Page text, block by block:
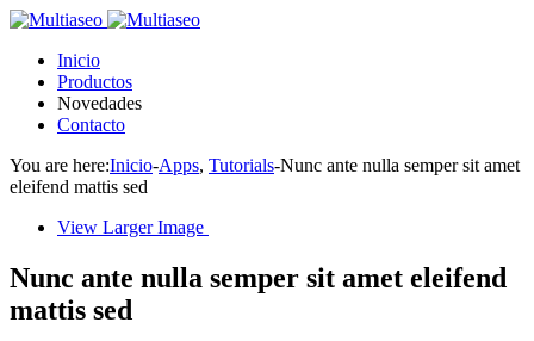
Inicio
Productos
Novedades
Contacto
You are here:Inicio-Apps, Tutorials-Nunc ante nulla semper sit amet
eleifend mattis sed
View Larger Image
Nunc ante nulla semper sit amet eleifend
mattis sed